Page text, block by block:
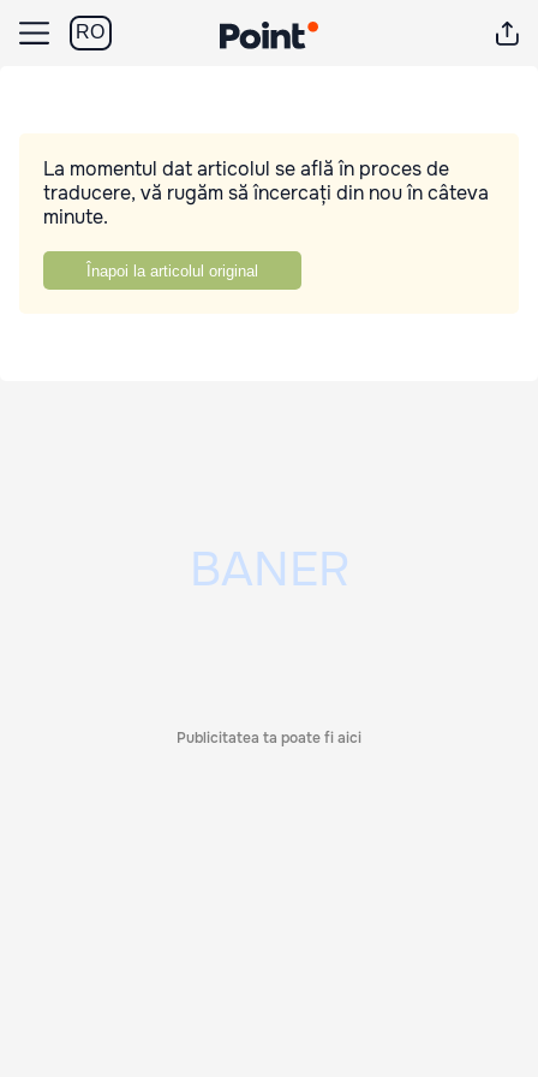
RO
La momentul dat articolul se află în proces de
traducere, vă rugăm să încercați din nou în câteva
minute.
Înapoi la articolul original
Publicitatea ta poate fi aici